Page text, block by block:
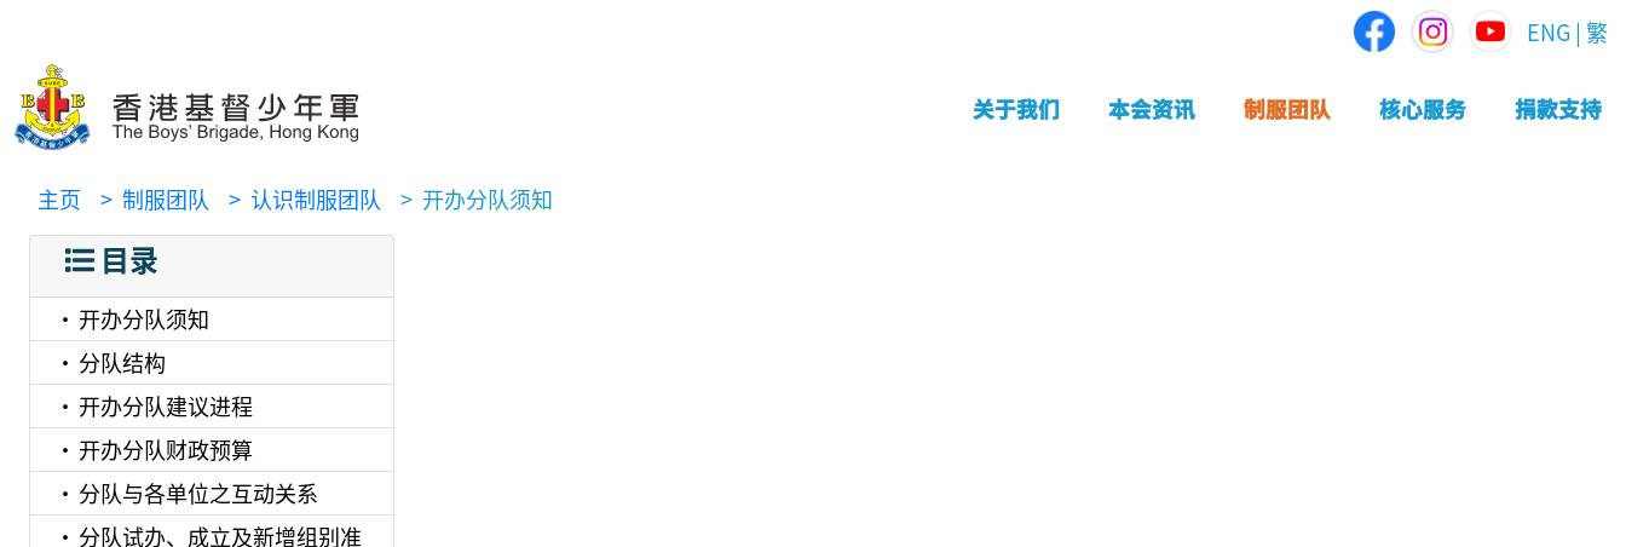
ENG | 繁
关于我们 本会资讯 制服团队 核心服务 捐款支持
主页 > 制服团队 > 认识制服团队 > 开办分队须知
目录
开办分队须知
分队结构
开办分队建议进程
开办分队财政预算
分队与各单位之互动关系
分队试办、成立及新增组别准